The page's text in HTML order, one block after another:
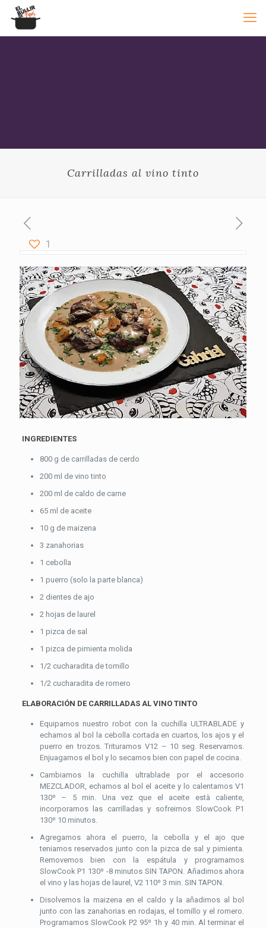
Carrilladas al vino tinto
1
INGREDIENTES
800 g de carrilladas de cerdo
200 ml de vino tinto
200 ml de caldo de carne
65 ml de aceite
10 g de maizena
3 zanahorias
1 cebolla
1 puerro (solo la parte blanca)
2 dientes de ajo
2 hojas de laurel
1 pizca de sal
1 pizca de pimienta molida
1/2 cucharadita de tomillo
1/2 cucharadita de romero
ELABORACIÓN DE CARRILLADAS AL VINO TINTO
Equipamos nuestro robot con la cuchilla ULTRABLADE y
echamos al bol la cebolla cortada en cuartos, los ajos y el
puerro en trozos. Trituramos V12 – 10 seg. Reservamos.
Enjuagamos el bol y lo secamos bien con papel de cocina.
Cambiamos la cuchilla ultrablade por el accesorio
MEZCLADOR, echamos al bol el aceite y lo calentamos V1
130º – 5 min. Una vez que el aceite està caliente,
incorporamos las carrilladas y sofreimos SlowCook P1
130º 10 minutos.
Agregamos ahora el puerro, la cebolla y el ajo que
teniamos reservados junto con la pizca de sal y pimienta.
Removemos bien con la espátula y programamos
SlowCook P1 130º -8 minutos SIN TAPON. Añadimos ahora
el vino y las hojas de laurel, V2 110º 3 min. SIN TAPON.
Disolvemos la maizena en el caldo y la añadimos al bol
junto con las zanahorias en rodajas, el tomillo y el romero.
Programamos SlowCook P2 95º 1h y 40 min. Al terminar el